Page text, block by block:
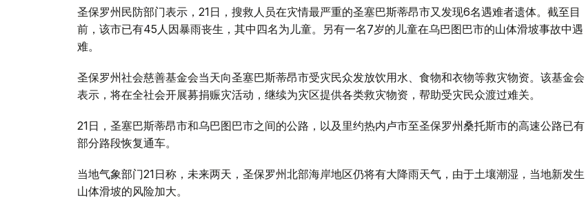
圣保罗州民防部门表示，21日，搜救人员在灾情最严重的圣塞巴斯蒂昂市又发现6名遇难者遗体。截至目
前，该市已有45人因暴雨丧生，其中四名为儿童。另有一名7岁的儿童在乌巴图巴市的山体滑坡事故中遇
难。
圣保罗州社会慈善基金会当天向圣塞巴斯蒂昂市受灾民众发放饮用水、食物和衣物等救灾物资。该基金会
表示，将在全社会开展募捐赈灾活动，继续为灾区提供各类救灾物资，帮助受灾民众渡过难关。
21日，圣塞巴斯蒂昂市和乌巴图巴市之间的公路，以及里约热内卢市至圣保罗州桑托斯市的高速公路已有
部分路段恢复通车。
当地气象部门21日称，未来两天，圣保罗州北部海岸地区仍将有大降雨天气，由于土壤潮湿，当地新发生
山体滑坡的风险加大。